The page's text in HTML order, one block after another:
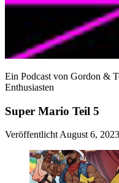
Ein Podcast von Gordon &
Enthusiasten
Super Mario Teil 5
Veröffentlicht August 6, 2023